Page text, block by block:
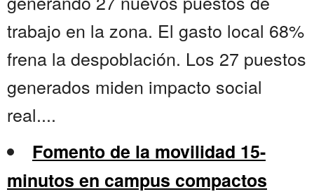
trabajo en la zona. El gasto local 68%
frena la despoblación. Los 27 puestos
generados miden impacto social
real....
Fomento de la movilidad 15-
minutos en campus compactos